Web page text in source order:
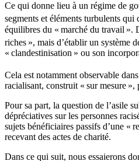
Ce qui donne lieu à un régime de
segments et éléments turbulents
équilibres du « marché du travail ».
riches », mais d’établir un système
« clandestinisation » ou son
Cela est notamment observable
racialisant, construit « sur mesure
Pour sa part, la question de l’asile
dépréciatives sur les personnes
sujets bénéficiaires passifs d’une «
recevant des actes de charité.
Dans ce qui suit, nous essaierons